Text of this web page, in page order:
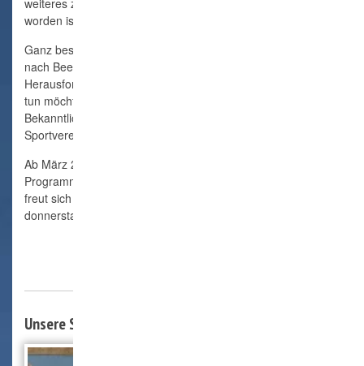
worden ist. Dafür einen herzlichen Dank an den SV Börnsen.
Ganz besonders möchten wir hier auch alle ansprechen, die
nach Beendigung des Berufsalltages neue
Herausforderungen suchen, etwas für die eigene Gesundheit
tun möchten oder einfach neue Kontakte benötigen.
Bekanntlich sind dafür Vereine und insbesondere
Sportvereine ja bestens geeignet.
Ab März 2026 ist nun auch Volleyball bei uns im VfL im
Programm. Der Spielbetrieb hat begonnen und die Gruppe
freut sich über weitere Sportbegeisterte, die sich
donnerstags ab 20:30Uhr dann in der Sporthalle treffen.
Unsere Sportarten